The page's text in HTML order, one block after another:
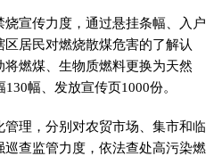
宣传力度，通过悬挂条幅、入户
居民对燃烧散煤危害的了解认
燃煤、生物质燃料更换为天然
幅、发放宣传页1000份。
理，分别对农贸市场、集市和临
查监管力度，依法查处高污染燃